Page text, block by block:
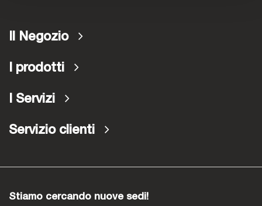
Il Negozio
I prodotti
I Servizi
Servizio clienti
Stiamo cercando nuove sedi!